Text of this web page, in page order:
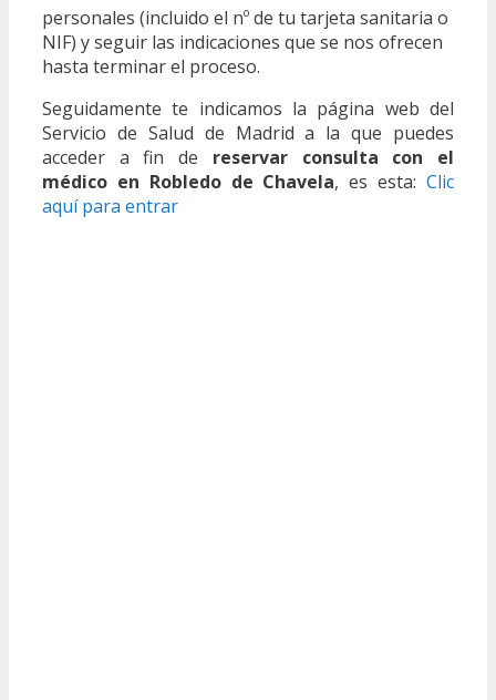
personales (incluido el nº de tu tarjeta sanitaria o
NIF) y seguir las indicaciones que se nos ofrecen
hasta terminar el proceso.
Seguidamente te indicamos la página web del
Servicio de Salud de Madrid a la que puedes
acceder a fin de reservar consulta con el
médico en Robledo de Chavela, es esta:Clic
aquí para entrar